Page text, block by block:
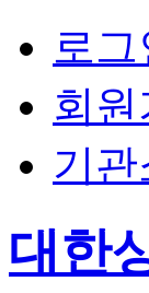
로그
회원
기관
대한